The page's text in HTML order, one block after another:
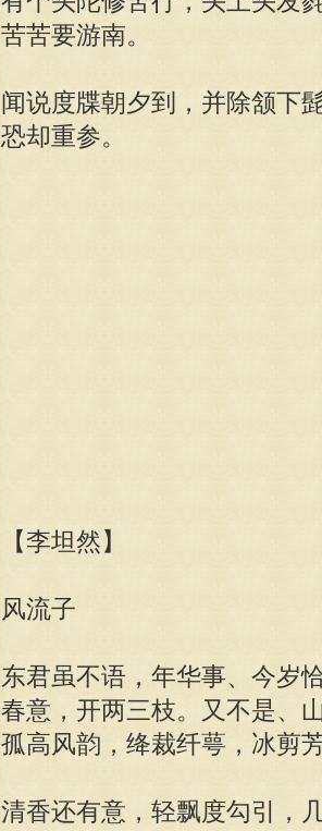
苦苦要游南。
闻说度牒朝夕到，并除颔下
恐却重参。
【李坦然】
风流子
东君虽不语，年华事、今岁
春意，开两三枝。又不是、
孤高风韵，绛裁纤萼，冰剪
清香还有意，轻飘度勾引，